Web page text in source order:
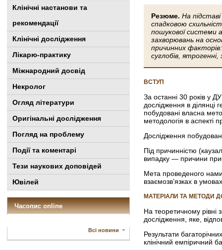
Клінiчні настанови та
рекомендації
Клінічні дослідження
Лікарю-практику
Міжнародний досвід
Некролог
Огляд літератури
Оригінальні дослідження
Погляд на проблему
Події та коментарі
Тези наукових доповідей
Ювілей
Часопис online
Всі новини
Резюме. На
спадковою
пошукової системи
захворювань на
причинних факторів:
суглобів,
ВСТУП
За останні 30 років у
дослідження в ділянці
побудовані власна
методологія в аспекті
Дослідження
Під причинністю
випадку — причини
Мета проведеного
взаємозв’язках в
МАТЕРІАЛИ ТА МЕТОДИ
На теоретичному рівні
дослідження, яке,
Результати
клінічний емпіричний